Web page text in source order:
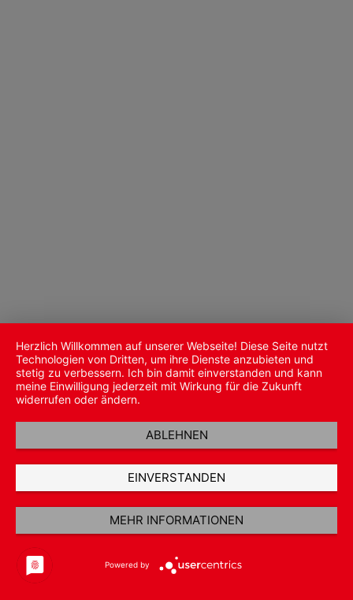
Herzlich Willkommen auf unserer Webseite! Diese Seite nutzt
Technologien von Dritten, um ihre Dienste anzubieten und
stetig zu verbessern. Ich bin damit einverstanden und kann
meine Einwilligung jederzeit mit Wirkung für die Zukunft
widerrufen oder ändern.
ABLEHNEN
EINVERSTANDEN
MEHR INFORMATIONEN
Powered by